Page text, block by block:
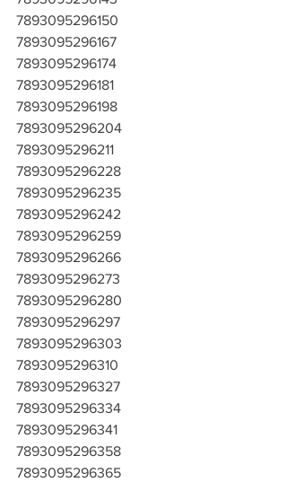
7893095296150
7893095296167
7893095296174
7893095296181
7893095296198
7893095296204
7893095296211
7893095296228
7893095296235
7893095296242
7893095296259
7893095296266
7893095296273
7893095296280
7893095296297
7893095296303
7893095296310
7893095296327
7893095296334
7893095296341
7893095296358
7893095296365